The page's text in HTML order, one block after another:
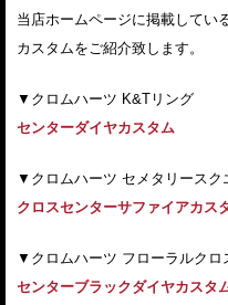
当店ホームページに掲載してい
カスタムをご紹介致します。
▼クロムハーツ K&Tリング
センターダイヤカスタム
▼クロムハーツ セメタリースク
クロスセンターサファイアカス
▼クロムハーツ フローラルクロ
センターブラックダイヤカスタ